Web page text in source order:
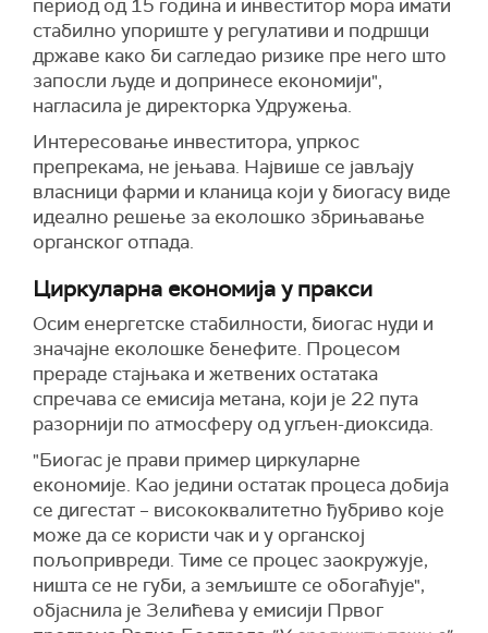
период од 15 година и инвеститор мора имати
стабилно упориште у регулативи и подршци
државе како би сагледао ризике пре него што
запосли људе и допринесе економији",
нагласила је директорка Удружења.
Интересовање инвеститора, упркос
препрекама, не јењава. Највише се јављају
власници фарми и кланица који у биогасу виде
идеално решење за еколошко збрињавање
органског отпада.
Циркуларна економија у пракси
Осим енергетске стабилности, биогас нуди и
значајне еколошке бенефите. Процесом
прераде стајњака и жетвених остатака
спречава се емисија метана, који је 22 пута
разорнији по атмосферу од угљен-диоксида.
"Биогас је прави пример циркуларне
економије. Као једини остатак процеса добија
се дигестат – висококвалитетно ђубриво које
може да се користи чак и у органској
пољопривреди. Тиме се процес заокружује,
ништа се не губи, а земљиште се обогаћује",
објаснила је Зелићева у емисији Првог